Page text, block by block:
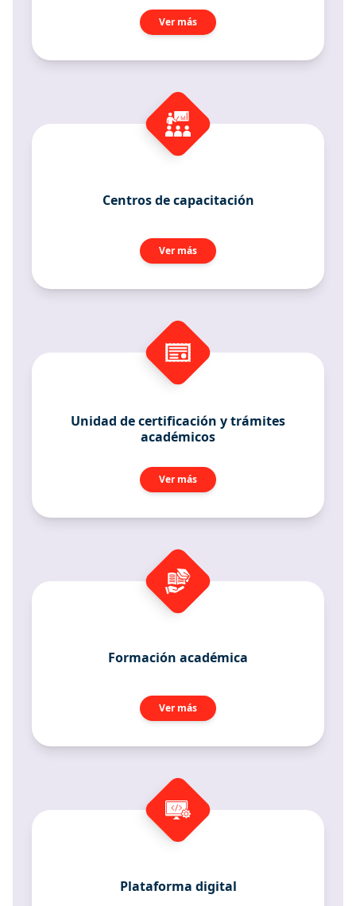
Ver más
Centros de capacitación
Ver más
Unidad de certificación y trámites
académicos
Ver más
Formación académica
Ver más
Plataforma digital